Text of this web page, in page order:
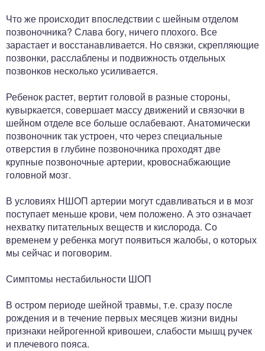
Что же происходит впоследствии с шейным отделом
позвоночника? Слава богу, ничего плохого. Все
зарастает и восстанавливается. Но связки, скрепляющие
позвонки, расслаблены и подвижность отдельных
позвонков несколько усиливается.
Ребенок растет, вертит головой в разные стороны,
кувыркается, совершает массу движений и связочки в
шейном отделе все больше ослабевают. Анатомически
позвоночник так устроен, что через специальные
отверстия в глубине позвоночника проходят две
крупные позвоночные артерии, кровоснабжающие
головной мозг.
В условиях НШОП артерии могут сдавливаться и в мозг
поступает меньше крови, чем положено. А это означает
нехватку питательных веществ и кислорода. Со
временем у ребенка могут появиться жалобы, о которых
мы сейчас и поговорим.
Симптомы нестабильности ШОП
В остром периоде шейной травмы, т.е. сразу после
рождения и в течение первых месяцев жизни видны
признаки нейрогенной кривошеи, слабости мышц ручек
и плечевого пояса.